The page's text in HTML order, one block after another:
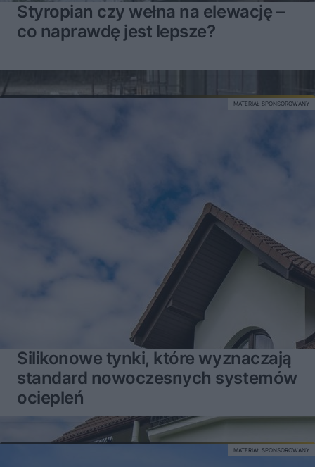
Styropian czy wełna na elewację –
co naprawdę jest lepsze?
Silikonowe tynki, które wyznaczają
standard nowoczesnych systemów
ociepleń
MATERIAŁ SPONSOROWANY
MATERIAŁ SPONSOROWANY